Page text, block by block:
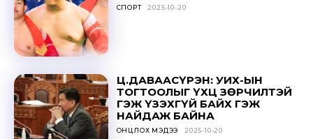
СПОРТ 2025-10-20
Ц.ДАВААСҮРЭН: УИХ-ЫН
ТОГТООЛЫГ ҮХЦ ЗӨРЧИЛТЭЙ
ГЭЖ ҮЗЭХГҮЙ БАЙХ ГЭЖ
НАЙДАЖ БАЙНА
ОНЦЛОХ МЭДЭЭ 2025-10-20